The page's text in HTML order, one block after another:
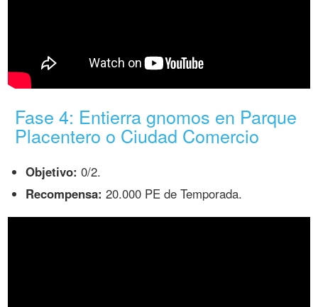
Fase 4: Entierra gnomos en Parque
Placentero o Ciudad Comercio
Objetivo: 0/2.
Recompensa: 20.000 PE de Temporada.